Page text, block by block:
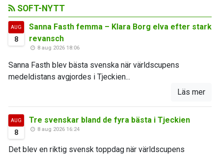
SOFT-NYTT
AUG
8
Sanna Fasth femma – Klara Borg elva efter stark
revansch
8 aug 2026 18:06
Sanna Fasth blev bästa svenska när världscupens
medeldistans avgjordes i Tjeckien...
Läs mer
AUG
8
Tre svenskar bland de fyra bästa i Tjeckien
8 aug 2026 16:24
Det blev en riktig svensk toppdag när världscupens